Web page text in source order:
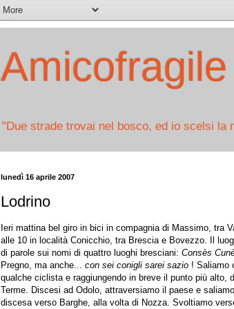
Amicofragile
"Due strade trovai nel bosco, ed io scelsi la
lunedì 16 aprile 2007
Lodrino
Ieri mattina bel giro in bici in compagnia di Massimo, tra
alle 10 in località Conicchio, tra Brescia e Bovezzo. Il
di parole sui nomi di quattro luoghi bresciani: Consès
Pregno, ma anche... con sei conigli sarei sazio ! Saliamo
qualche ciclista e raggiungendo in breve il punto più
Terme. Discesi ad Odolo, attraversiamo il paese e
discesa verso Barghe, alla volta di Nozza. Svoltiamo